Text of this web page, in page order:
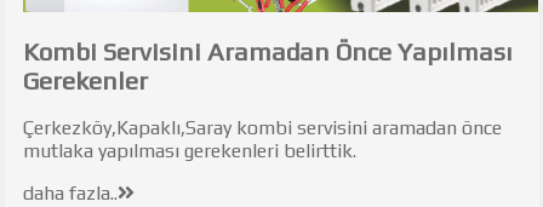
Kombi Servisini Aramadan Önce Yapılması
Gerekenler
Çerkezköy,Kapaklı,Saray kombi servisini aramadan önce
mutlaka yapılması gerekenleri belirttik.
daha fazla..